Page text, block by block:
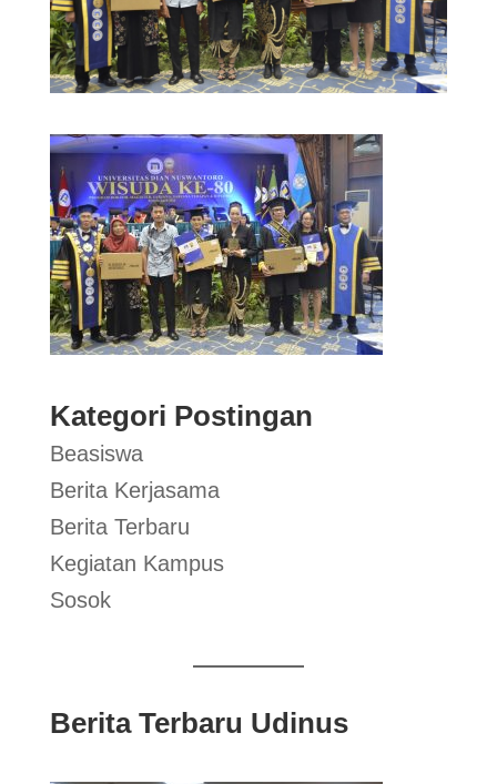
Kategori Postingan
Beasiswa
Berita Kerjasama
Berita Terbaru
Kegiatan Kampus
Sosok
Berita Terbaru Udinus